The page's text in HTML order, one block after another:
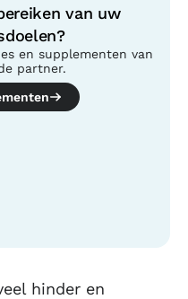
van uw
en supplementen van
partner.
hinder en